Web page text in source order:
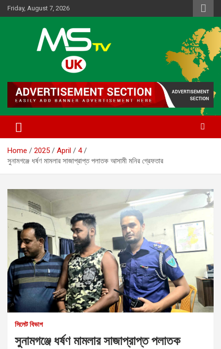
Skip
to
Friday, August 7, 2026
MSTV UK
Home 2025 April
4
সুনামগঞ্জে ধর্ষণ মামলার সাজাপ্রাপ্ত পলাতক আসামী মনির গ্রেফতার
সিলেট বিভাগ
সুনামগঞ্জে ধর্ষণ মামলার সাজাপ্রাপ্ত পলাতক